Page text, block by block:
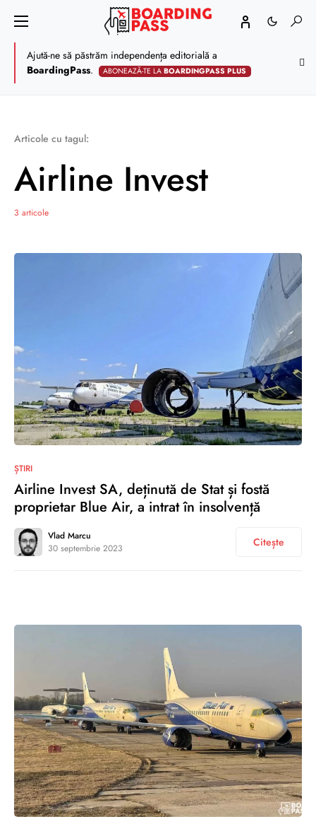
Ajută-ne să păstrăm independența editorială a
BoardingPass. ABONEAZĂ-TE LABOARDINGPASS PLUS
Articole cu tagul:
Airline Invest
3 articole
ȘTIRI
Airline Invest SA, deținută de Stat și fostă
proprietar Blue Air, a intrat în insolvență
Vlad Marcu
30 septembrie 2023
Citește